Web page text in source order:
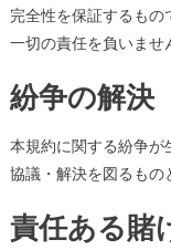
完全性を保証するもの
一切の責任を負いませ
紛争の解決
本規約に関する紛争
協議・解決を図るもの
責任ある賭